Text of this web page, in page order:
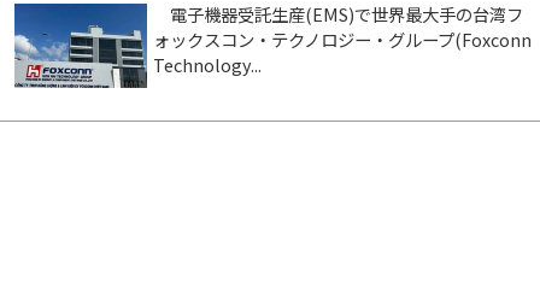
電子機器受託生産(EMS)で世界最大手の台湾フ
ォックスコン・テクノロジー・グループ(Foxconn
Technology...